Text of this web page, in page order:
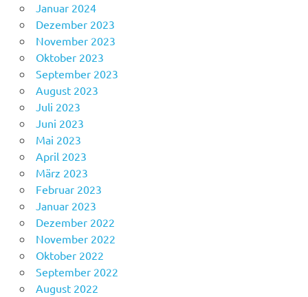
Januar 2024
Dezember 2023
November 2023
Oktober 2023
September 2023
August 2023
Juli 2023
Juni 2023
Mai 2023
April 2023
März 2023
Februar 2023
Januar 2023
Dezember 2022
November 2022
Oktober 2022
September 2022
August 2022